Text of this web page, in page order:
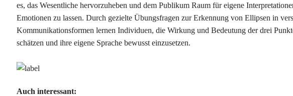
es, das Wesentliche hervorzuheben und dem Publikum Raum für eigene
Emotionen zu lassen. Durch gezielte Übungsfragen zur Erkennung von Ellipsen in
Kommunikationsformen lernen Individuen, die Wirkung und Bedeutung der drei
schätzen und ihre eigene Sprache bewusst einzusetzen.
Auch interessant: